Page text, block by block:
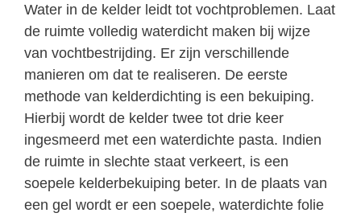
Water in de kelder leidt tot vochtproblemen. Laat
de ruimte volledig waterdicht maken bij wijze
van vochtbestrijding. Er zijn verschillende
manieren om dat te realiseren. De eerste
methode van kelderdichting is een bekuiping.
Hierbij wordt de kelder twee tot drie keer
ingesmeerd met een waterdichte pasta. Indien
de ruimte in slechte staat verkeert, is een
soepele kelderbekuiping beter. In de plaats van
een gel wordt er een soepele, waterdichte folie